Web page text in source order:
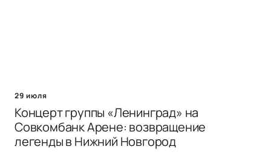
29 июля
Концерт группы «Ленинград» на
Совкомбанк Арене: возвращение
легенды в Нижний Новгород